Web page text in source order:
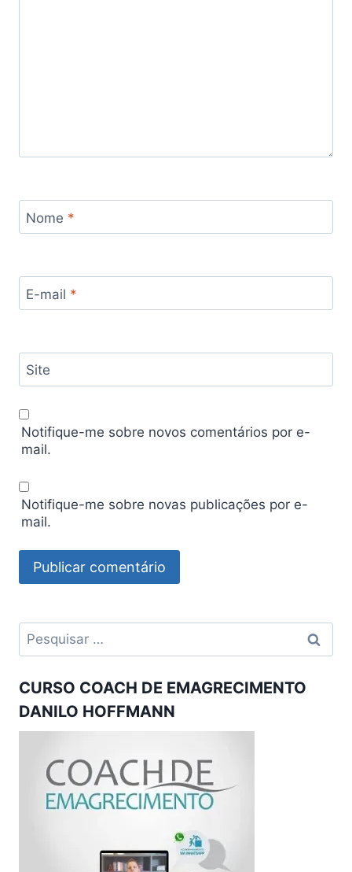
Nome *
E-mail *
Site
Notifique-me sobre novos comentários por e-
mail.
Notifique-me sobre novas publicações por e-
mail.
Pesquisar
por:
CURSO COACH DE EMAGRECIMENTO
DANILO HOFFMANN